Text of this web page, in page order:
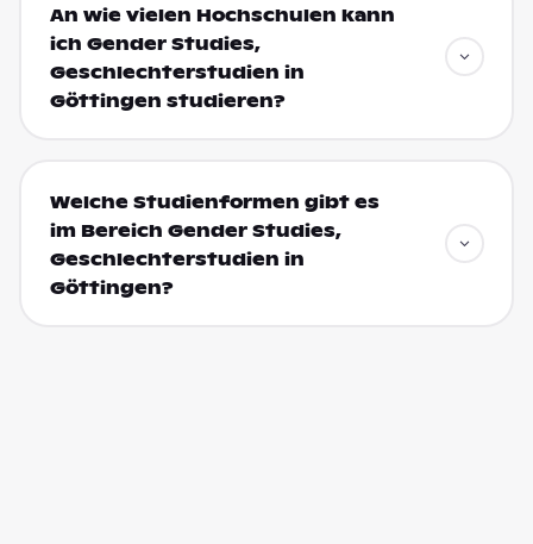
An wie vielen Hochschulen kann
ich Gender Studies,
Geschlechterstudien in
Göttingen studieren?
Welche Studienformen gibt es
im Bereich Gender Studies,
Geschlechterstudien in
Göttingen?